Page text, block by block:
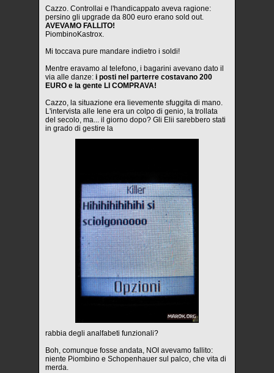
Cazzo. Controllai e l'handicappato aveva ragione:
persino gli upgrade da 800 euro erano sold out.
AVEVAMO FALLITO!
PiombinoKastrox.
Mi toccava pure mandare indietro i soldi!
Mentre eravamo al telefono, i bagarini avevano dato il
via alle danze: i posti nel parterre costavano 200
EURO e la gente LI COMPRAVA!
Cazzo, la situazione era lievemente sfuggita di mano.
L'intervista alle Iene era un colpo di genio, la trollata
del secolo, ma... il giorno dopo? Gli Elii sarebbero stati
in grado di gestire la
rabbia degli analfabeti funzionali?
Boh, comunque fosse andata, NOI avevamo fallito:
niente Piombino e Schopenhauer sul palco, che vita di
merda.